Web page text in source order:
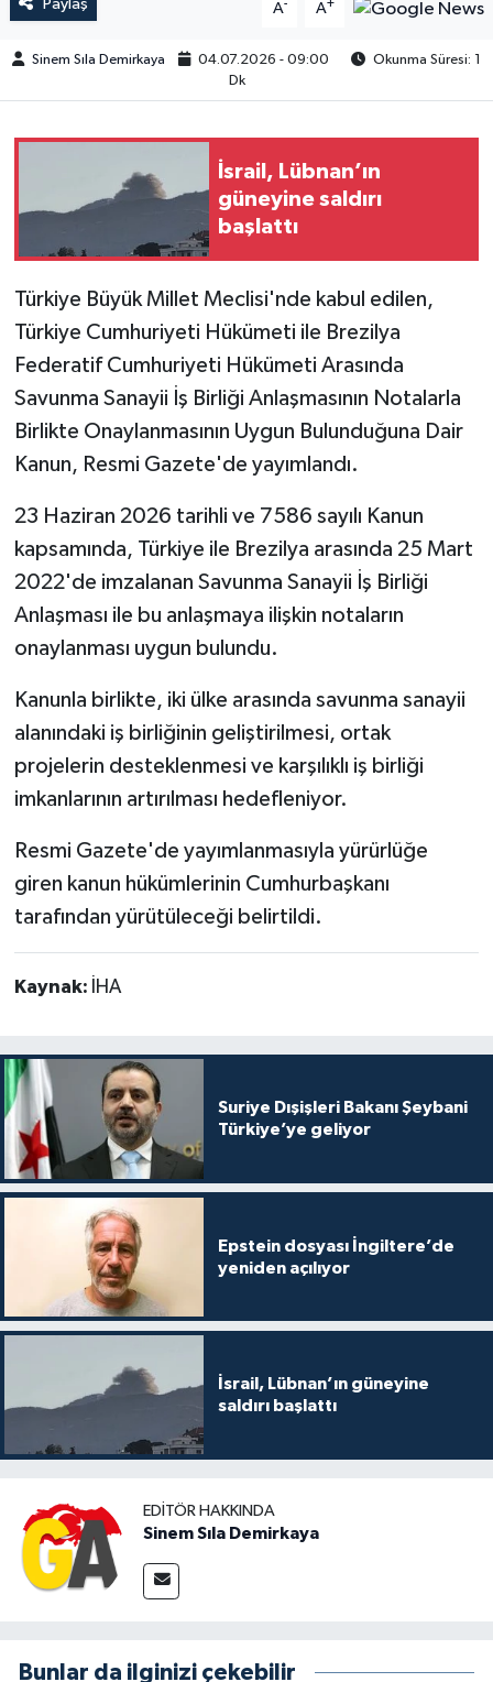
Paylaş A- A+
Sinem Sıla Demirkaya 04.07.2026 - 09:00
Okunma Süresi: 1
Dk
İsrail, Lübnan’ın
güneyine saldırı
başlattı
Türkiye Büyük Millet Meclisi'nde kabul edilen,
Türkiye Cumhuriyeti Hükümeti ile Brezilya
Federatif Cumhuriyeti Hükümeti Arasında
Savunma Sanayii İş Birliği Anlaşmasının Notalarla
Birlikte Onaylanmasının Uygun Bulunduğuna Dair
Kanun, Resmi Gazete'de yayımlandı.
23 Haziran 2026 tarihli ve 7586 sayılı Kanun
kapsamında, Türkiye ile Brezilya arasında 25 Mart
2022'de imzalanan Savunma Sanayii İş Birliği
Anlaşması ile bu anlaşmaya ilişkin notaların
onaylanması uygun bulundu.
Kanunla birlikte, iki ülke arasında savunma sanayii
alanındaki iş birliğinin geliştirilmesi, ortak
projelerin desteklenmesi ve karşılıklı iş birliği
imkanlarının artırılması hedefleniyor.
Resmi Gazete'de yayımlanmasıyla yürürlüğe
giren kanun hükümlerinin Cumhurbaşkanı
tarafından yürütüleceği belirtildi.
Kaynak: İHA
Suriye Dışişleri Bakanı Şeybani
Türkiye’ye geliyor
Epstein dosyası İngiltere’de
yeniden açılıyor
İsrail, Lübnan’ın güneyine
saldırı başlattı
EDITÖR HAKKINDA
Sinem Sıla Demirkaya
Bunlar da ilginizi çekebilir